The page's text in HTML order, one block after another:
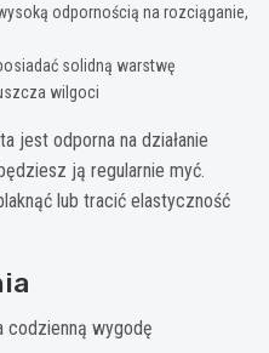
odpornością na rozciąganie,
solidną warstwę
wilgoci
jest odporna na działanie
ją regularnie myć.
lub tracić elastyczność
codzienną wygodę